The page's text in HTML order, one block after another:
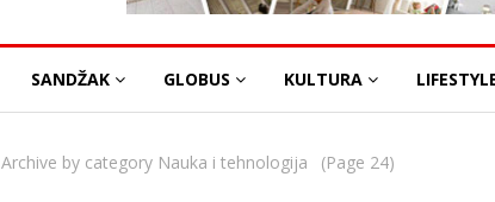
SANDŽAK GLOBUS KULTURA
Archive by category Nauka i tehnologija (Page 24)